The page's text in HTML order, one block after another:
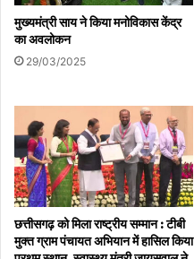
मुख्यमंत्री साय ने किया मनोविकास केंद्र
का अवलोकन
29/03/2025
छत्तीसगढ़ को मिला राष्ट्रीय सम्मान : टीबी
मुक्त ग्राम पंचायत अभियान में हासिल किया